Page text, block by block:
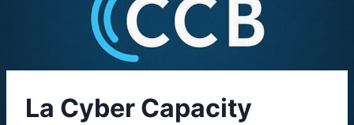
La Cyber Capacity